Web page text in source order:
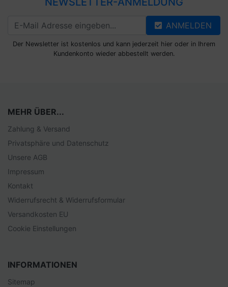
ANMELDEN
Der Newsletter ist kostenlos und kann jederzeit hier oder in Ihrem
Kundenkonto wieder abbestellt werden.
MEHR ÜBER...
Zahlung & Versand
Privatsphäre und Datenschutz
Unsere AGB
Impressum
Kontakt
Widerrufsrecht & Widerrufsformular
Versandkosten EU
Cookie Einstellungen
INFORMATIONEN
Sitemap